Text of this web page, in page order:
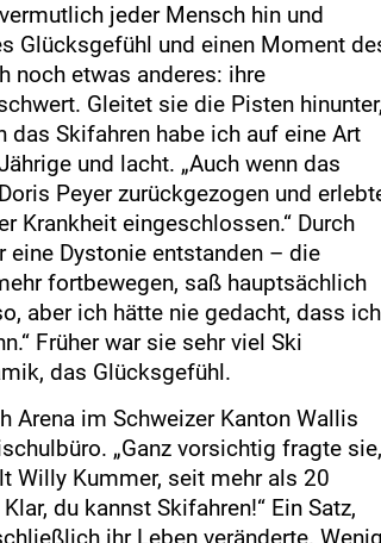
jeder Mensch hin und
Glücksgefühl und einen Moment
noch etwas anderes: ihre
Gleitet sie die Pisten
das Skifahren habe ich auf eine Art
und lacht. „Auch wenn das
Peyer zurückgezogen und
Krankheit eingeschlossen.“ Durch
eine Dystonie entstanden – die
fortbewegen, saß hauptsächlich
aber ich hätte nie gedacht, dass ich
Früher war sie sehr viel Ski
das Glücksgefühl.
Arena im Schweizer Kanton Wallis
„Ganz vorsichtig fragte sie,
Willy Kummer, seit mehr als 20
du kannst Skifahren!“ Ein Satz,